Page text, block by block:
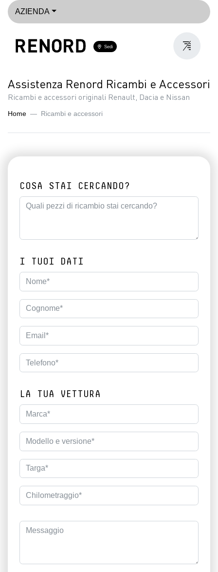
AZIENDA
Sedi
Assistenza Renord Ricambi e Accessori
Ricambi e accessori originali Renault, Dacia e Nissan
Home Ricambi e accessori
COSA STAI CERCANDO?
I TUOI DATI
LA TUA VETTURA